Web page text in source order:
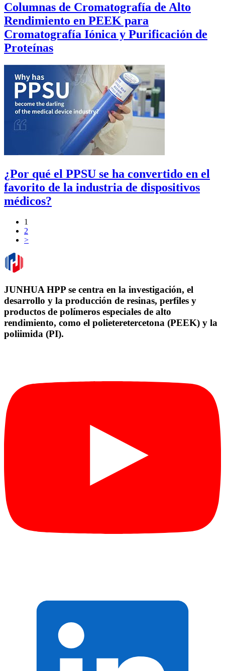
Columnas de Cromatografía de Alto
Rendimiento en PEEK para
Cromatografía Iónica y Purificación de
Proteínas
¿Por qué el PPSU se ha convertido en el
favorito de la industria de dispositivos
médicos?
1
2
>
JUNHUA HPP se centra en la investigación, el
desarrollo y la producción de resinas, perfiles y
productos de polímeros especiales de alto
rendimiento, como el polieteretercetona (PEEK) y la
poliimida (PI).